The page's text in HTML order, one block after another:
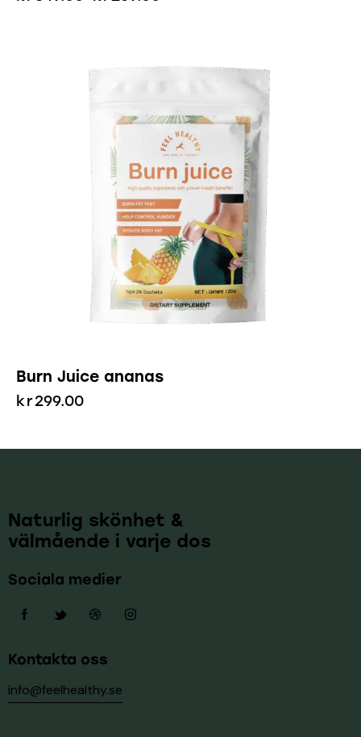
Burn Juice ananas
kr299.00
Naturlig skönhet &
välmående i varje dos
Sociala medier
Kontakta oss
info@feelhealthy.se